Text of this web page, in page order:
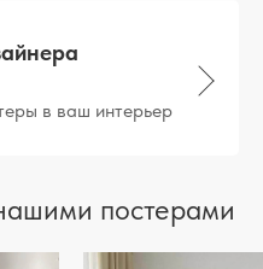
в ваш интерьер
постерами